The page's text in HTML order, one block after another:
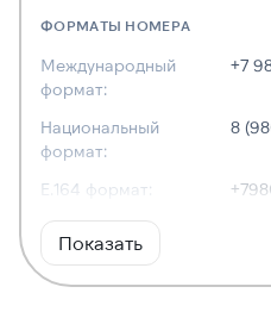
ФОРМАТЫ НОМЕРА
Международный
формат:
+7
Национальный
формат:
8
E.164 формат:
RFC3966
формат:
Показать